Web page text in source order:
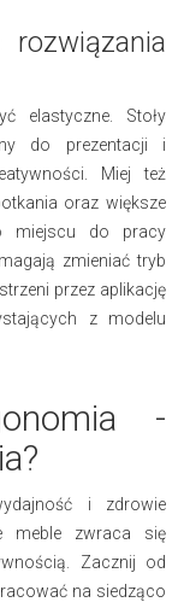
elastyczne. Stoły
do prezentacji i
Miej też
oraz większe
miejscu do pracy
zmieniać tryb
przez aplikację
z modelu
-
i zdrowie
meble zwraca się
Zacznij od
na siedząco